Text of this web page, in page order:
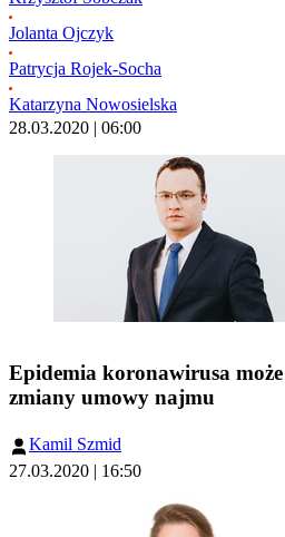
Jolanta Ojczyk
Patrycja Rojek-Socha
Katarzyna Nowosielska
28.03.2020 | 06:00
Epidemia koronawirusa
zmiany umowy najmu
Kamil Szmid
27.03.2020 | 16:50